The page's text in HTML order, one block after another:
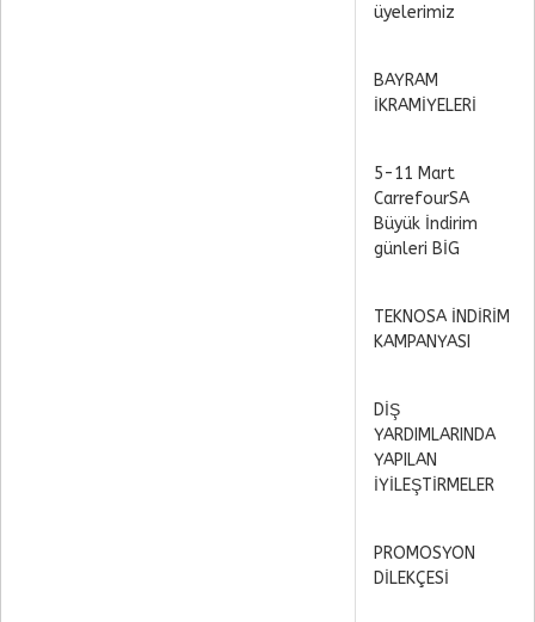
üyelerimiz
BAYRAM
İKRAMİYELERİ
5-11 Mart
CarrefourSA
Büyük İndirim
günleri BİG
TEKNOSA İNDİRİM
KAMPANYASI
DİŞ
YARDIMLARINDA
YAPILAN
İYİLEŞTİRMELER
PROMOSYON
DİLEKÇESİ